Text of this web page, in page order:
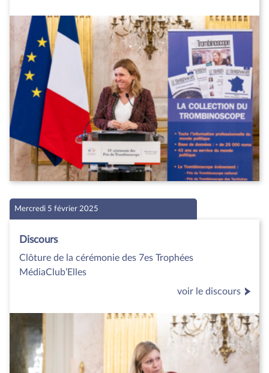
Mercredi 5 février 2025
Discours
Clôture de la cérémonie des 7es Trophées
MédiaClub’Elles
voir le discours